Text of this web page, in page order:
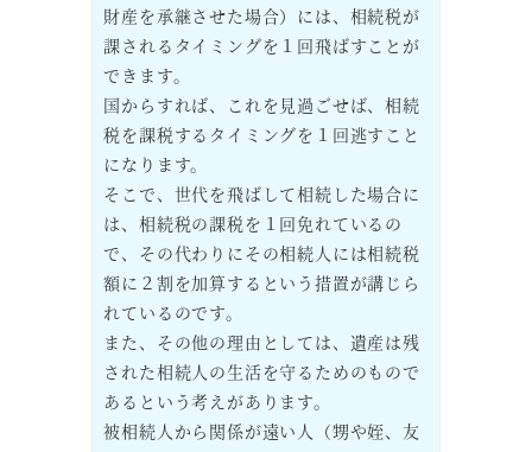
財産を承継させた場合）には、相続税が
課されるタイミングを１回飛ばすことが
できます。
国からすれば、これを見過ごせば、相続
税を課税するタイミングを１回逃すこと
になります。
そこで、世代を飛ばして相続した場合に
は、相続税の課税を１回免れているの
で、その代わりにその相続人には相続税
額に２割を加算するという措置が講じら
れているのです。
また、その他の理由としては、遺産は残
された相続人の生活を守るためのもので
あるという考えがあります。
被相続人から関係が遠い人（甥や姪、友